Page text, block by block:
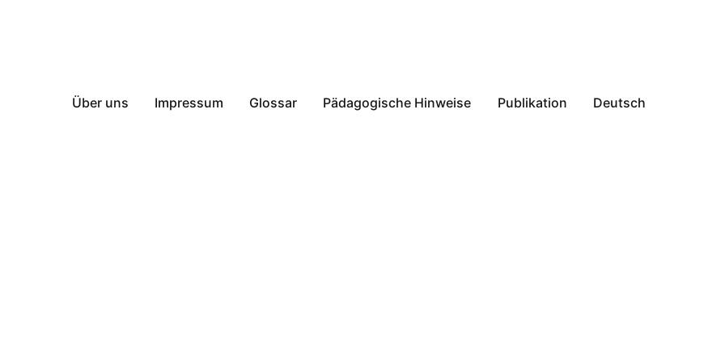
Über uns Impressum Glossar Pädagogische Hinweise Publikation Deutsch